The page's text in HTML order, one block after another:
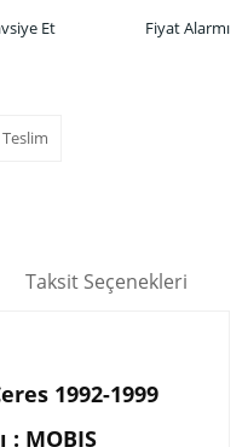
Et
Fiyat Alarmı
Taksit Seçenekleri
1992-1999
: MOBIS